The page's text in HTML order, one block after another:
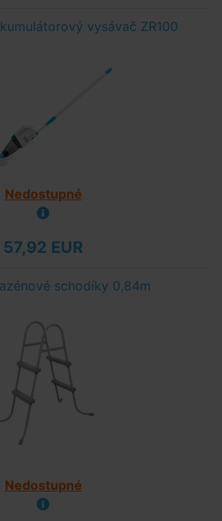
vysávač ZR100
Nedostupné
57,92 EUR
schodíky 0,84m
Nedostupné